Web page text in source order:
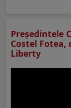
Preşedintele
Costel
Liberty